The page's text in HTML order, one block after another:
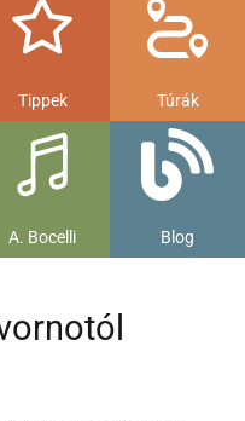
Tippek Túrák
A. Bocelli Blog